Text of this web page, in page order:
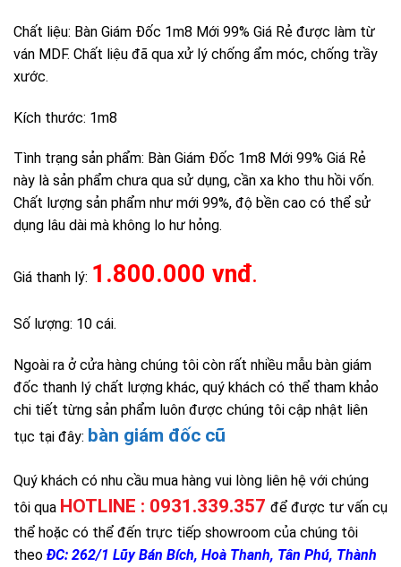
Chất liệu: Bàn Giám Đốc 1m8 Mới 99% Giá Rẻ được làm từ
ván MDF. Chất liệu đã qua xử lý chống ẩm móc, chống trầy
xước.
Kích thước: 1m8
Tình trạng sản phẩm: Bàn Giám Đốc 1m8 Mới 99% Giá Rẻ
này là sản phẩm chưa qua sử dụng, cần xa kho thu hồi vốn.
Chất lượng sản phẩm như mới 99%, độ bền cao có thể sử
dụng lâu dài mà không lo hư hỏng.
Giá thanh lý: 1.800.000 vnđ.
Số lượng: 10 cái.
Ngoài ra ở cửa hàng chúng tôi còn rất nhiều mẫu bàn giám
đốc thanh lý chất lượng khác, quý khách có thể tham khảo
chi tiết từng sản phẩm luôn được chúng tôi cập nhật liên
tục tại đây: bàn giám đốc cũ
Quý khách có nhu cầu mua hàng vui lòng liên hệ với chúng
tôi qua HOTLINE : 0931.339.357 để được tư vấn cụ
thể hoặc có thể đến trực tiếp showroom của chúng tôi
theo ĐC: 262/1 Lũy Bán Bích, Hoà Thanh, Tân Phú, Thành